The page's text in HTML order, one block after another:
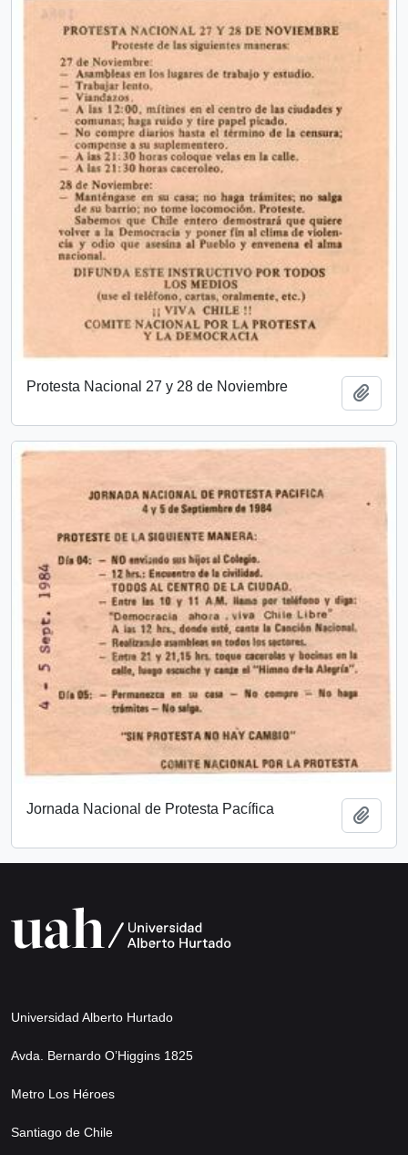
Protesta Nacional 27 y 28 de Noviembre
Jornada Nacional de Protesta Pacífica
Universidad Alberto Hurtado
Avda. Bernardo O’Higgins 1825
Metro Los Héroes
Santiago de Chile